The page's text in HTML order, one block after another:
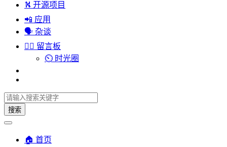
⛕ 开源项目
📲 应用
🗣︎ 杂谈
✍🏻 留言板
⏲️ 时光圈
搜索
🏠 首页